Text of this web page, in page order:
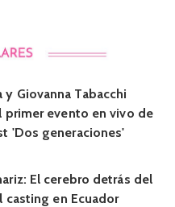
y Giovanna Tabacchi
primer evento en vivo de
'Dos generaciones'
El cerebro detrás del
casting en Ecuador